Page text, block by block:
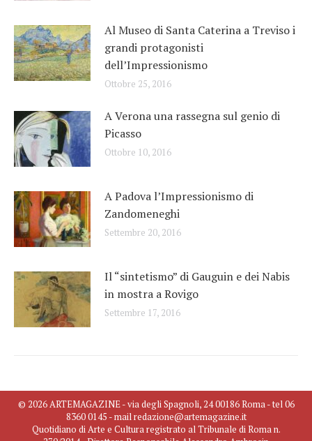
Al Museo di Santa Caterina a Treviso i
grandi protagonisti
dell’Impressionismo
Ottobre 25, 2016
A Verona una rassegna sul genio di
Picasso
Ottobre 10, 2016
A Padova l’Impressionismo di
Zandomeneghi
Settembre 20, 2016
Il “sintetismo” di Gauguin e dei Nabis
in mostra a Rovigo
Settembre 17, 2016
© 2026 ARTEMAGAZINE - via degli Spagnoli, 24 00186 Roma - tel 06
8360 0145 - mail redazione@artemagazine.it
Quotidiano di Arte e Cultura registrato al Tribunale di Roma n.